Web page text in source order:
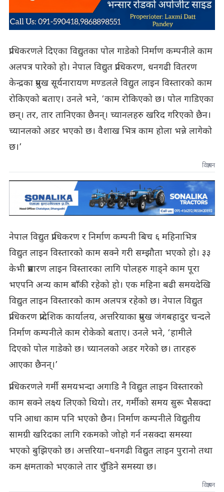
प्राधिकरणले दिएका विद्युतका पोल गाडेको निर्माण कम्पनीले काम
अलपत्र पारेको हो। नेपाल विद्युत प्राधिकरण, धनगढी वितरण
केन्द्रका प्रमुख सूर्यनारायण मण्डलले विद्युत लाइन विस्तारको काम
रोकिएको बताए। उनले भने, ‘काम रोकिएको छ। पोल गाडिएका
छन्। तर, तार तानिएका छैनन्। च्यानलहरु खरिद गरिएको छैन।
च्यानलको अडर भएको छ। वैशाख भित्र काम होला भन्ने लागेको
छ।’
विज्ञापन
नेपाल विद्युत प्राधिकरण र निर्माण कम्पनी बिच ६ महिनाभित्र
विद्युत लाइन विस्तारको काम सक्ने गरी सम्झौता भएको हो। ३३
केभी प्रसारण लाइन विस्तारका लागि पोलहरु गाड्ने काम पूरा
भएपनि अन्य काम बाँकी रहेको हो। एक महिना बढी समयदेखि
विद्युत लाइन विस्तारको काम अलपत्र रहेको छ। नेपाल विद्युत
प्राधिकरण प्रादेशिक कार्यालय, अत्तरियाका प्रमुख जंगबहादुर चन्दले
निर्माण कम्पनीले काम रोकेको बताए। उनले भने, ‘हामीले
दिएको पोल गाडेको छ। च्यानलको अडर गरेको छ। तारहरु
आएका छैनन्।’
प्राधिकरणले गर्मी समयभन्दा अगाडि नै विद्युत लाइन विस्तारको
काम सक्ने लक्ष्य लिएको थियो। तर, गर्मीको समय सुरू भैसक्दा
पनि आधा काम पनि भएको छैन। निर्माण कम्पनीले विद्युतीय
सामग्री खरिदका लागि रकमको जोहो गर्न नसक्दा समस्या
भएको बुझिएको छ। अत्तरिया–धनगढी विद्युत लाइन पुरानो तथा
कम क्षमताको भएकाले तार चुँडिने समस्या छ।
विज्ञापन